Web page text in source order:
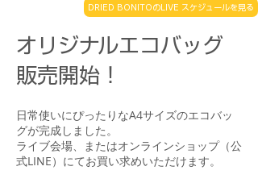
DRIED BONITOのLIVE スケジュールを見る
オリジナルエコバッグ
販売開始！
日常使いにぴったりなA4サイズのエコバッ
グが完成しました。
ライブ会場、またはオンラインショップ（公
式LINE）にてお買い求めいただけます。